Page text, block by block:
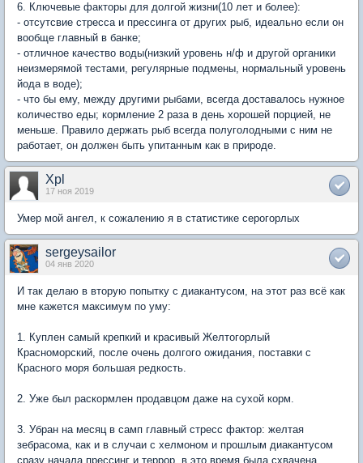
6. Ключевые факторы для долгой жизни(10 лет и более):
- отсутсвие стресса и прессинга от других рыб, идеально если он
вообще главный в банке;
- отличное качество воды(низкий уровень н/ф и другой органики
неизмерямой тестами, регулярные подмены, нормальный уровень
йода в воде);
- что бы ему, между другими рыбами, всегда доставалось нужное
количество еды; кормление 2 раза в день хорошей порцией, не
меньше. Правило держать рыб всегда полуголодными с ним не
работает, он должен быть упитанным как в природе.
Xpl
17 ноя 2019
Умер мой ангел, к сожалению я в статистике серогорлых
sergeysailor
04 янв 2020
И так делаю в вторую попытку с диакантусом, на этот раз всё как
мне кажется максимум по уму:
1. Куплен самый крепкий и красивый Желтогорлый
Красноморский, после очень долгого ожидания, поставки с
Красного моря большая редкость.
2. Уже был раскормлен продавцом даже на сухой корм.
3. Убран на месяц в самп главный стресс фактор: желтая
зебрасома, как и в случаи с хелмоном и прошлым диакантусом
сразу начала прессинг и террор, в это время была схвачена